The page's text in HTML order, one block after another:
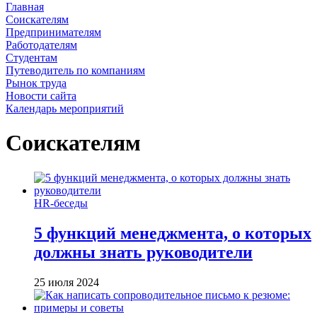
Главная
Соискателям
Предпринимателям
Работодателям
Студентам
Путеводитель по компаниям
Рынок труда
Новости сайта
Календарь мероприятий
Соискателям
HR-беседы
5 функций менеджмента, о которых
должны знать руководители
25 июля 2024